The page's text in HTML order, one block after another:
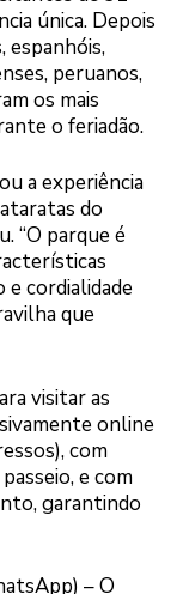
única. Depois
espanhóis,
peruanos,
os mais
o feriadão.
a experiência
do
“O parque é
e cordialidade
que
visitar as
online
com
e com
garantindo
– O